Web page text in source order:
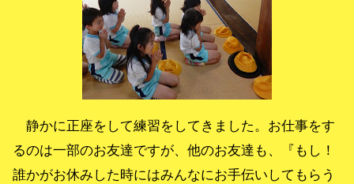
静かに正座をして練習をしてきました。お仕事をす
るのは一部のお友達ですが、他のお友達も、『もし！
誰かがお休みした時にはみんなにお手伝いしてもらう